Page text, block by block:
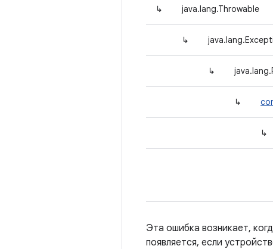
↳ java.lang.Throwable
↳
↳
↳
↳
Эта ошибка возникает,
появляется, если